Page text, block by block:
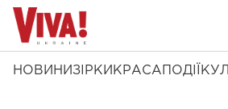
НОВИНИ ЗІРКИ КРАСА ПОДІЇ